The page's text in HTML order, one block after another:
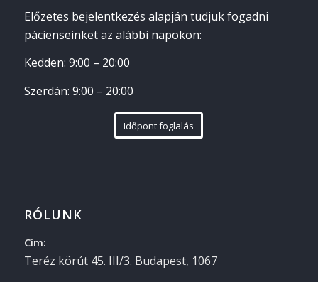
Előzetes bejelentkezés alapján tudjuk fogadni
pácienseinket az alábbi napokon:
Kedden: 9:00 – 20:00
Szerdán: 9:00 – 20:00
Időpont foglalás
RÓLUNK
Cím:
Teréz körút 45. III/3. Budapest, 1067